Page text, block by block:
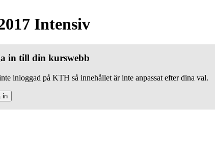
Intensiv
in till din kurswebb
inloggad på KTH så innehållet är inte anpassat efter dina val.
in